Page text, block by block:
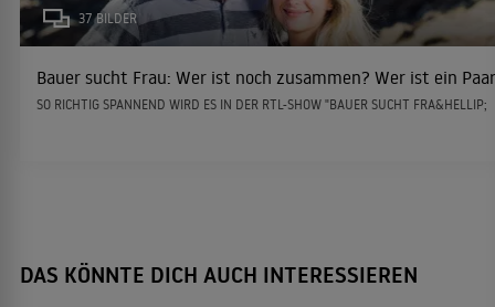
37 BILDER
Bauer sucht Frau: Wer ist noch zusammen? Wer ist ein
SO RICHTIG SPANNEND WIRD ES IN DER RTL-SHOW "BAUER SUCHT FRA&HELLIP;
DAS KÖNNTE DICH AUCH INTERESSIEREN